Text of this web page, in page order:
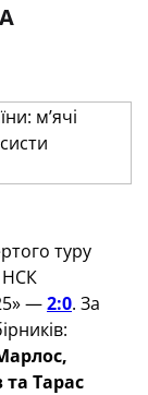
туру
НСК
—2:0. За
Тарас